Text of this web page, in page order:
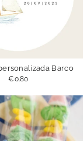
Barco
€0.80